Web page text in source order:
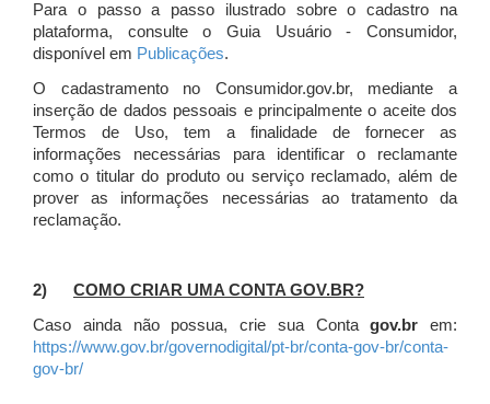
Para o passo a passo ilustrado sobre o cadastro na
plataforma, consulte o Guia Usuário - Consumidor,
disponível em Publicações.
O cadastramento no Consumidor.gov.br, mediante a
inserção de dados pessoais e principalmente o aceite dos
Termos de Uso, tem a finalidade de fornecer as
informações necessárias para identificar o reclamante
como o titular do produto ou serviço reclamado, além de
prover as informações necessárias ao tratamento da
reclamação.
2) COMO CRIAR UMA CONTA GOV.BR?
Caso ainda não possua, crie sua Contagov.br em:
https://www.gov.br/governodigital/pt-br/conta-gov-br/conta-
gov-br/